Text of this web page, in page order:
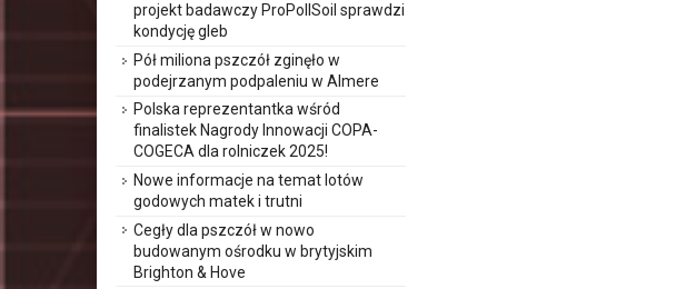
projekt badawczy ProPollSoil sprawdzi
kondycję gleb
Pół miliona pszczół zginęło w
podejrzanym podpaleniu w Almere
Polska reprezentantka wśród
finalistek Nagrody Innowacji COPA-
COGECA dla rolniczek 2025!
Nowe informacje na temat lotów
godowych matek i trutni
Cegły dla pszczół w nowo
budowanym ośrodku w brytyjskim
Brighton & Hove